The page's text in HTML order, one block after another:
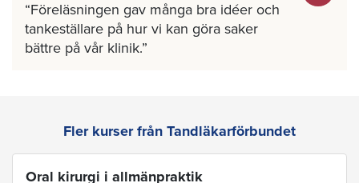
Föreläsningen gav många bra idéer och
tankeställare på hur vi kan göra saker
bättre på vår klinik.
Fler kurser från Tandläkarförbundet
Oral kirurgi i allmänpraktik